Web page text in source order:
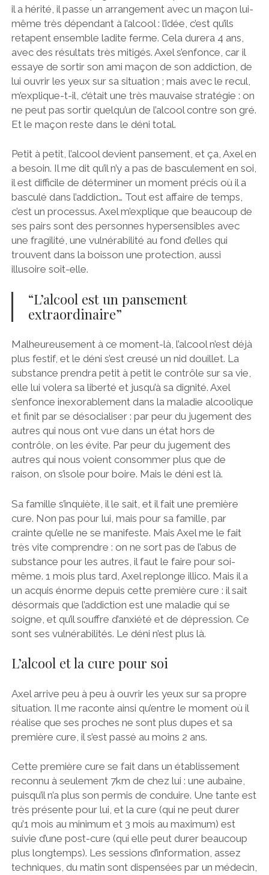
il a hérité, il passe un arrangement avec un maçon lui-
même très dépendant à l’alcool : l’idée, c’est qu’ils
retapent ensemble ladite ferme. Cela durera 4 ans,
avec des résultats très mitigés. Axel s’enfonce, car il
essaye de sortir son ami maçon de son addiction, de
lui ouvrir les yeux sur sa situation ; mais avec le recul,
m’explique-t-il, c’était une très mauvaise stratégie : on
ne peut pas sortir quelqu’un de l’alcool contre son gré.
Et le maçon reste dans le déni total.
Petit à petit, l’alcool devient pansement, et ça, Axel en
a besoin. Il me dit qu’il n’y a pas de basculement en soi,
il est difficile de déterminer un moment précis où il a
basculé dans l’addiction… Tout est affaire de temps,
c’est un processus. Axel m’explique que beaucoup de
ses pairs sont des personnes hypersensibles avec
une fragilité, une vulnérabilité au fond d’elles qui
trouvent dans la boisson une protection, aussi
illusoire soit-elle.
“L’alcool est un pansement
extraordinaire”
Malheureusement à ce moment-là, l’alcool n’est déjà
plus festif, et le déni s’est creusé un nid douillet. La
substance prendra petit à petit le contrôle sur sa vie,
elle lui volera sa liberté et jusqu’à sa dignité. Axel
s’enfonce inexorablement dans la maladie alcoolique
et finit par se désocialiser : par peur du jugement des
autres qui nous ont vu·e dans un état hors de
contrôle, on les évite. Par peur du jugement des
autres qui nous voient consommer plus que de
raison, on s’isole pour boire. Mais le déni est là.
Sa famille s’inquiète, il le sait, et il fait une première
cure. Non pas pour lui, mais pour sa famille, par
crainte qu’elle ne se manifeste. Mais Axel me le fait
très vite comprendre : on ne sort pas de l’abus de
substance pour les autres, il faut le faire pour soi-
même. 1 mois plus tard, Axel replonge illico. Mais il a
un acquis énorme depuis cette première cure : il sait
désormais que l’addiction est une maladie qui se
soigne, et qu’il souffre d’anxiété et de dépression. Ce
sont ses vulnérabilités. Le déni n’est plus là.
L’alcool et la cure pour soi
Axel arrive peu à peu à ouvrir les yeux sur sa propre
situation. Il me raconte ainsi qu’entre le moment où il
réalise que ses proches ne sont plus dupes et sa
première cure, il s’est passé au moins 2 ans.
Cette première cure se fait dans un établissement
reconnu à seulement 7km de chez lui : une aubaine,
puisqu’il n’a plus son permis de conduire. Une tante est
très présente pour lui, et la cure (qui ne peut durer
qu’1 mois au minimum et 3 mois au maximum) est
suivie d’une post-cure (qui elle peut durer beaucoup
plus longtemps). Les sessions d’information, assez
techniques, du matin sont dispensées par un médecin,